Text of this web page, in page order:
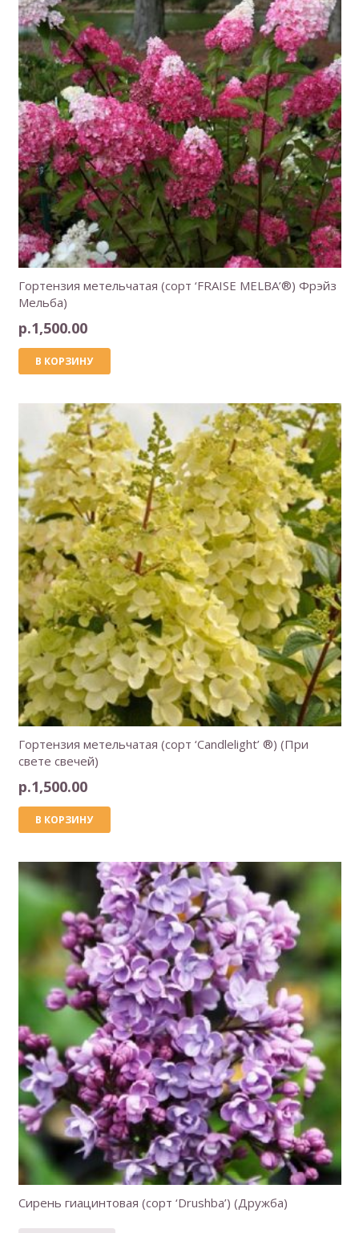
Гортензия метельчатая (сорт ‘FRAISE MELBA’®) Фрэйз
Мельба)
р.1,500.00
В КОРЗИНУ
Гортензия метельчатая (сорт ‘Candlelight’ ®) (При
свете свечей)
р.1,500.00
В КОРЗИНУ
Сирень гиацинтовая (сорт ‘Drushba’) (Дружба)